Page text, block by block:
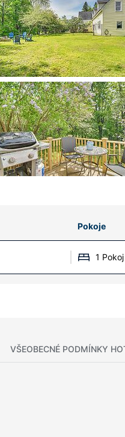
Pokoje
1 Pokoj
VŠEOBECNÉ PODMÍNKY